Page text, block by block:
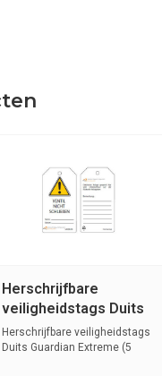
Herschrijfbare
veiligheidstags Duits
Guardian Extreme
Herschrijfbare veiligheidstags
Duits Guardian Extreme (5